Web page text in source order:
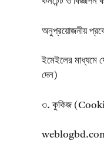
অনুপ্রয়োজনীয়
ইমেইলের মাধ্যমে
দেন)
৩. কুকিজ
weblogbd.com